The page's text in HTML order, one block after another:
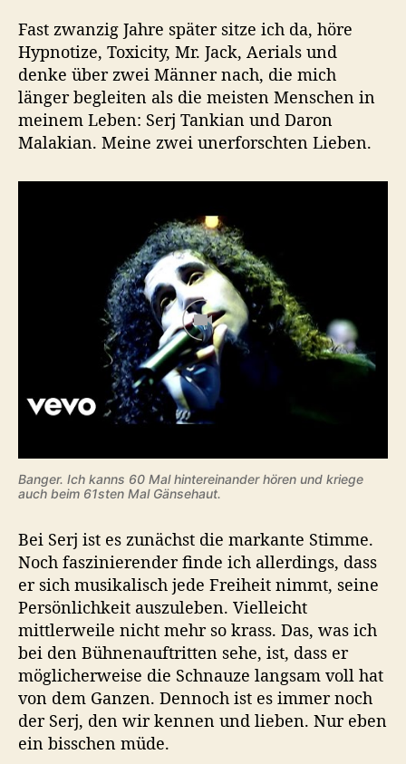
Fast zwanzig Jahre später sitze ich da, höre
Hypnotize, Toxicity, Mr. Jack, Aerials und
denke über zwei Männer nach, die mich
länger begleiten als die meisten Menschen in
meinem Leben: Serj Tankian und Daron
Malakian. Meine zwei unerforschten Lieben.
Banger. Ich kanns 60 Mal hintereinander hören und kriege
auch beim 61sten Mal Gänsehaut.
Bei Serj ist es zunächst die markante Stimme.
Noch faszinierender finde ich allerdings, dass
er sich musikalisch jede Freiheit nimmt, seine
Persönlichkeit auszuleben. Vielleicht
mittlerweile nicht mehr so krass. Das, was ich
bei den Bühnenauftritten sehe, ist, dass er
möglicherweise die Schnauze langsam voll hat
von dem Ganzen. Dennoch ist es immer noch
der Serj, den wir kennen und lieben. Nur eben
ein bisschen müde.